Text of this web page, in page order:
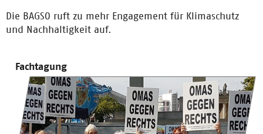
Die BAGSO ruft zu mehr Engagement für Klimaschutz
und Nachhaltigkeit auf.
Fachtagung